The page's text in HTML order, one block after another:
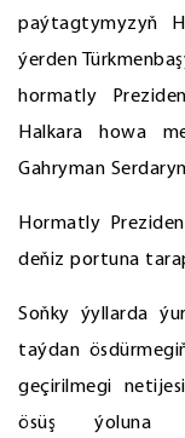
paýtagtymyzyň
ýerden
hormatly
Halkara howa
Gahryman
Hormatly
deňiz portuna
Soňky ýyllarda
taýdan
geçirilmegi
ösüş ýoluna